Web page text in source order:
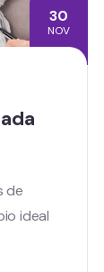
30
NOV
de
ideal